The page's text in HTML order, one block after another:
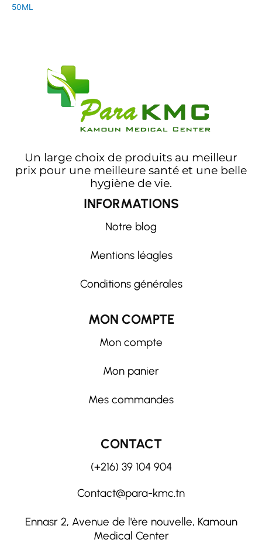
50ML
Un large choix de produits au meilleur
prix pour une meilleure santé et une belle
hygiène de vie.
INFORMATIONS
Notre blog
Mentions léagles
Conditions générales
MON COMPTE
Mon compte
Mon panier
Mes commandes
CONTACT
(+216) 39 104 904
Contact@para-kmc.tn
Ennasr 2, Avenue de l'ère nouvelle, Kamoun
Medical Center